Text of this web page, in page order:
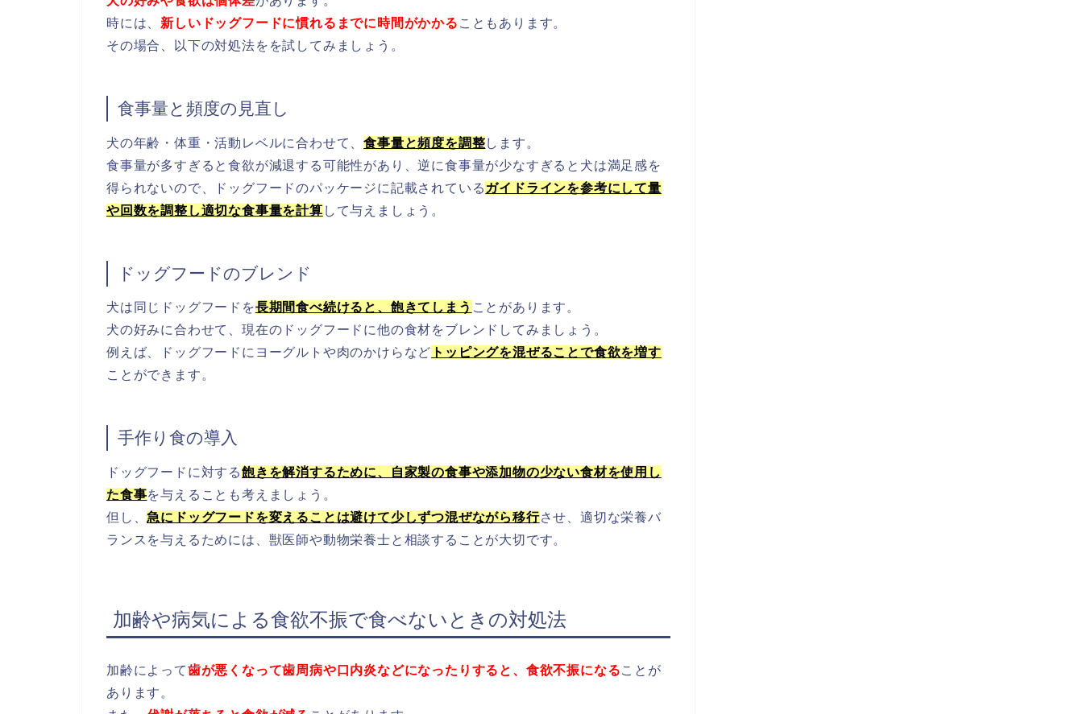
時には、 新しいドッグフードに慣れるまでに時間がかかる こともあります。
その場合、以下の対処法をを試してみましょう。
食事量と頻度の見直し
犬の年齢・体重・活動レベルに合わせて、食事量と頻度を調整します。
食事量が多すぎると食欲が減退する可能性があり、逆に食事量が少なすぎると犬は満足感を
得られないので、ドッグフードのパッケージに記載されている ガイドラインを参考にして量
や回数を調整し適切な食事量を計算 して与えましょう。
ドッグフードのブレンド
犬は同じドッグフードを長期間食べ続けると、飽きてしまう ことがあります。
犬の好みに合わせて、現在のドッグフードに他の食材をブレンドしてみましょう。
例えば、ドッグフードにヨーグルトや肉のかけらなど トッピングを混ぜることで食欲を増す
ことができます。
手作り食の導入
ドッグフードに対する飽きを解消するために、自家製の食事や添加物の少ない食材を使用し
た食事を与えることも考えましょう。
但し、急にドッグフードを変えることは避けて少しずつ混ぜながら移行させ、適切な栄養バ
ランスを与えるためには、獣医師や動物栄養士と相談することが大切です。
加齢や病気による食欲不振で食べないときの対処法
加齢によって歯が悪くなって歯周病や口内炎などになったりすると、食欲不振になることが
あります。